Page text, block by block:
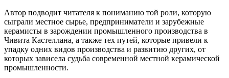
Автор подводит читателя к пониманию той роли, которую
сыграли местное сырье, предприниматели и зарубежные
керамисты в зарождении промышленного производства в
Чивита Кастеллана, а также тех путей, которые привели к
упадку одних видов производства и развитию других, от
которых зависела судьба современной местной керамической
промышленности.